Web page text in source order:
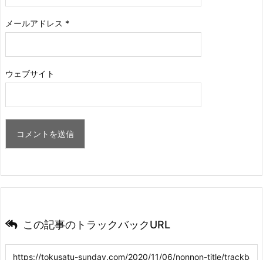
メールアドレス *
ウェブサイト
この記事のトラックバックURL